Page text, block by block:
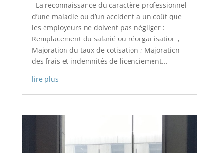
La reconnaissance du caractère professionnel
d’une maladie ou d’un accident a un coût que
les employeurs ne doivent pas négliger :
Remplacement du salarié ou réorganisation ;
Majoration du taux de cotisation ; Majoration
des frais et indemnités de licenciement...
lire plus